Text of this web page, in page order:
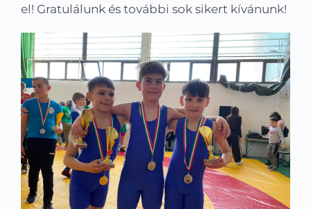
el! Gratulálunk és további sok sikert kívánunk!